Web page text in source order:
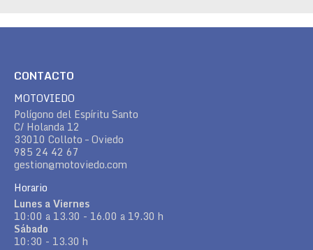
CONTACTO
MOTOVIEDO
Polígono del Espíritu Santo
C/ Holanda 12
33010 Colloto – Oviedo
985 24 42 67
gestion@motoviedo.com
Horario
Lunes a Viernes
10:00 a 13.30 - 16.00 a 19.30 h
Sábado
10:30 - 13.30 h